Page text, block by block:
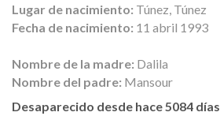
Lugar de nacimiento: Túnez, Túnez
Fecha de nacimiento: 11 abril 1993
Nombre de la madre: Dalila
Nombre del padre: Mansour
Desaparecido desde hace 5084 días